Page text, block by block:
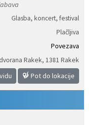
Glasba, koncert, festival
Plačljiva
Povezava
Rakek, 1381 Rakek
Pot do lokacije